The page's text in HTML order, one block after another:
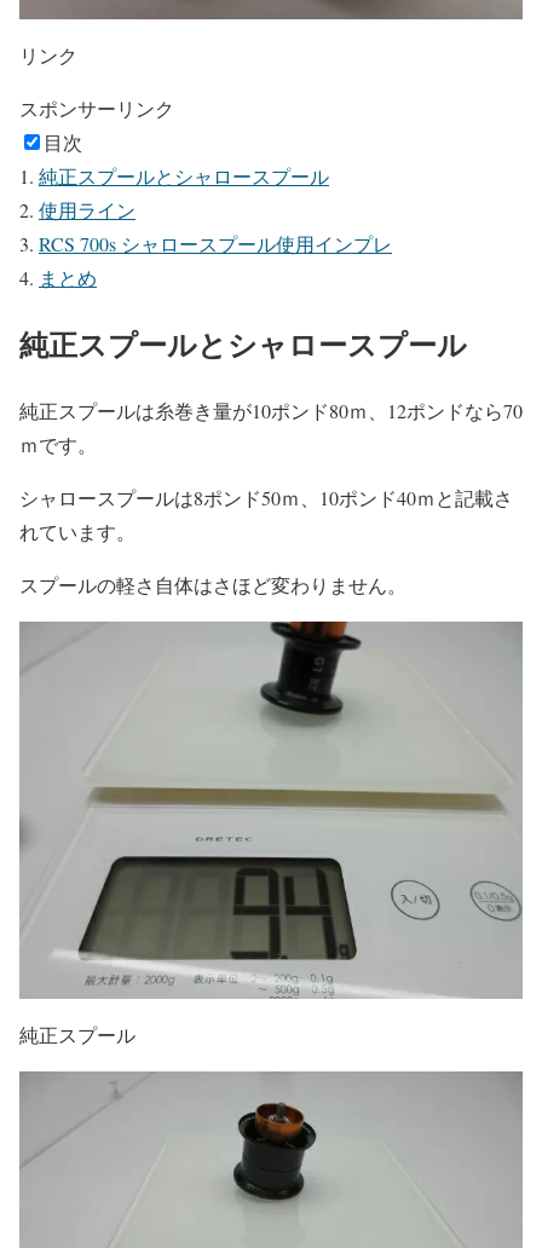
リンク
スポンサーリンク
目次
純正スプールとシャロースプール
使用ライン
RCS 700s シャロースプール使用インプレ
まとめ
純正スプールとシャロースプール
純正スプールは糸巻き量が10ポンド80ｍ、12ポンドなら70
ｍです。
シャロースプールは8ポンド50ｍ、10ポンド40ｍと記載さ
れています。
スプールの軽さ自体はさほど変わりません。
純正スプール